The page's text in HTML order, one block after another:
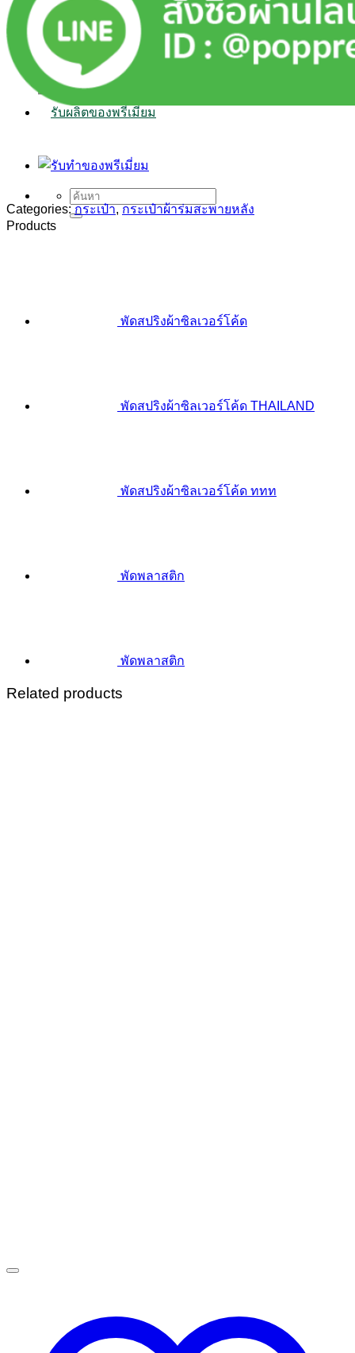
ติดต่อเรา
Search
for:
Search
for:
Categories:กระเป๋า,กระเป๋าผ้าร่มสะพายหลัง
Products
พัดสปริงผ้าซิลเวอร์โค้ด
พัดสปริงผ้าซิลเวอร์โค้ด THAILAND
พัดสปริงผ้าซิลเวอร์โค้ด ททท
พัดพลาสติก
พัดพลาสติก
Related products